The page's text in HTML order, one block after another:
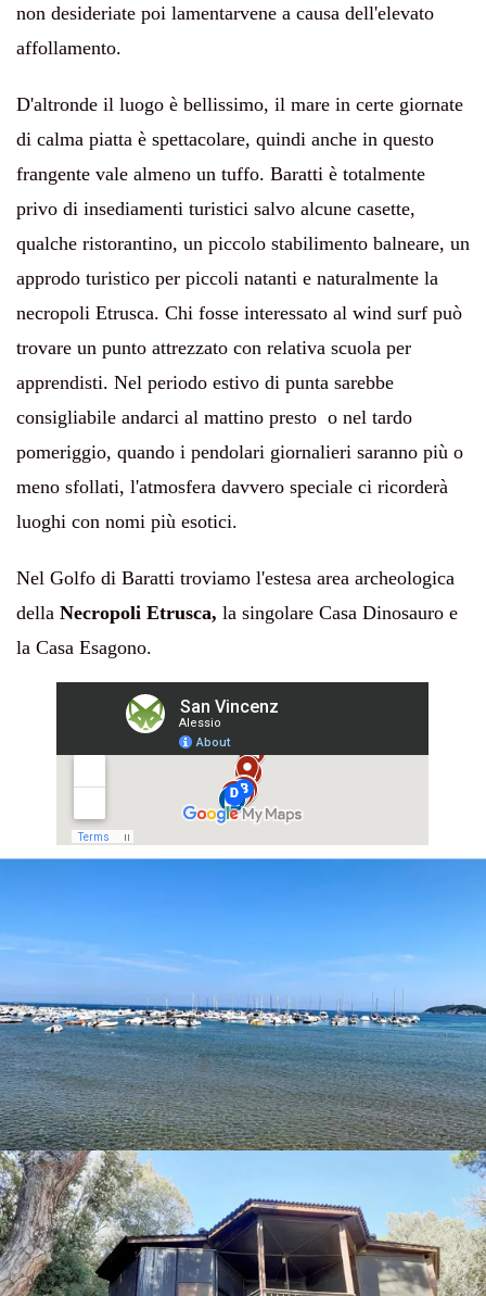
non desideriate poi lamentarvene a causa dell'elevato
affollamento.
D'altronde il luogo è bellissimo, il mare in certe giornate
di calma piatta è spettacolare, quindi anche in questo
frangente vale almeno un tuffo. Baratti è totalmente
privo di insediamenti turistici salvo alcune casette,
qualche ristorantino, un piccolo stabilimento balneare, un
approdo turistico per piccoli natanti e naturalmente la
necropoli Etrusca. Chi fosse interessato al wind surf può
trovare un punto attrezzato con relativa scuola per
apprendisti. Nel periodo estivo di punta sarebbe
consigliabile andarci al mattino presto o nel tardo
pomeriggio, quando i pendolari giornalieri saranno più o
meno sfollati, l'atmosfera davvero speciale ci ricorderà
luoghi con nomi più esotici.
Nel Golfo di Baratti troviamo l'estesa area archeologica
della Necropoli Etrusca, la singolare Casa Dinosauro e
la Casa Esagono.